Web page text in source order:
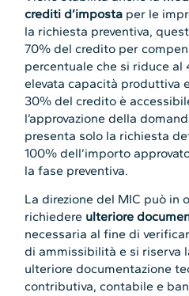
crediti d’imposta per le
la richiesta preventiva,
70% del credito per
percentuale che si riduce al
elevata capacità produttiva
30% del credito è
l’approvazione della
presenta solo la richiesta
100% dell’importo
la fase preventiva.
La direzione del MIC può in
richiedere ulteriore
necessaria al fine di
di ammissibilità e si riserva
ulteriore documentazione
contributiva, contabile e